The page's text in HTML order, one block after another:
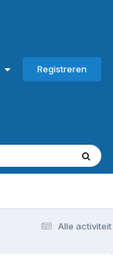
Registreren
Alle activiteit